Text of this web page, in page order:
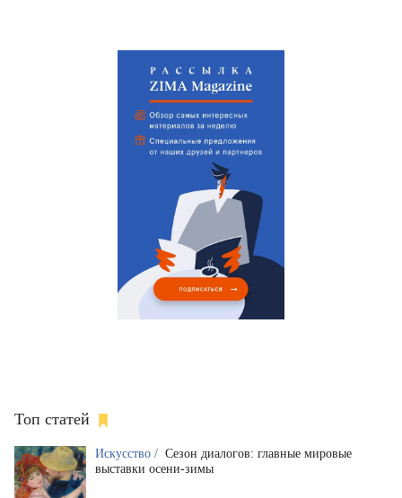
Топ статей
Искусство / Сезон диалогов: главные мировые
выставки осени-зимы